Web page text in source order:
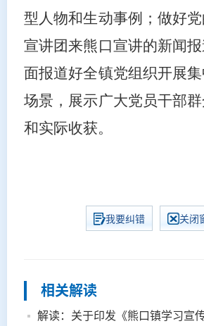
型人物和生动事例；做好
宣讲团来熊口宣讲的新闻
面报道好全镇党组织开展
场景，展示广大党员干部
和实际收获。
我要纠错 关闭
相关解读